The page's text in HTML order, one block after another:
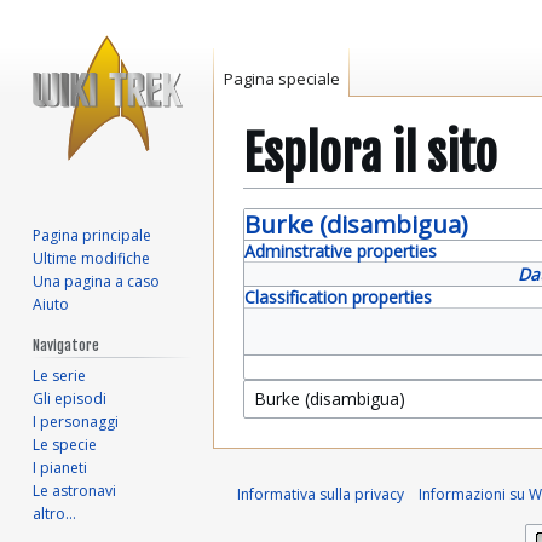
Esplora il sito
Vai
alla
Vai
alla
Burke (disambigua)
Adminstrative properties
Classification properties
Pagina speciale
Pagina principale
Ultime modifiche
Una pagina a caso
Aiuto
Navigatore
Le serie
Gli episodi
I personaggi
Le specie
I pianeti
Le astronavi
altro…
Informativa sulla privacy Informazioni su